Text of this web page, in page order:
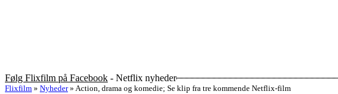
Følg Flixfilm på Facebook - Netflix nyheder
Flixfilm » Nyheder » Action, drama og komedie; Se klip fra tre kommende Netflix-film